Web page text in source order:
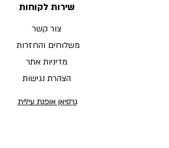
שירות לקוחות
צור קשר
משלוחים והחזרות
מדיניות אתר
הצהרת נגישות
גרסיאן אופנת עילית